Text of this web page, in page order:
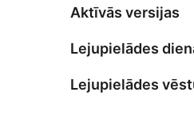
Aktīvās versijas
Lejupielādes
Lejupielādes